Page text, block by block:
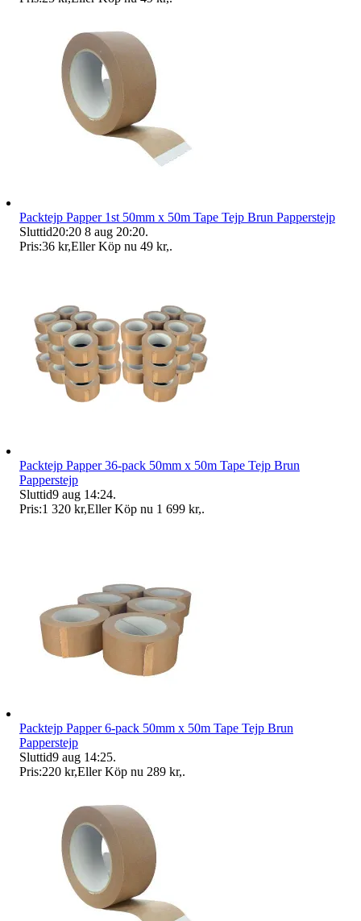
Packtejp Papper 1st 50mm x 50m Tape Tejp Brun Papperstejp
Sluttid20:20 8 aug 20:20.
Pris:36 kr,Eller Köp nu 49 kr,.
Packtejp Papper 36-pack 50mm x 50m Tape Tejp Brun
Papperstejp
Sluttid9 aug 14:24.
Pris:1 320 kr,Eller Köp nu 1 699 kr,.
Packtejp Papper 6-pack 50mm x 50m Tape Tejp Brun
Papperstejp
Sluttid9 aug 14:25.
Pris:220 kr,Eller Köp nu 289 kr,.